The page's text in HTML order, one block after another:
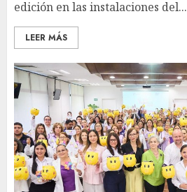
edición en las instalaciones del...
LEER MÁS